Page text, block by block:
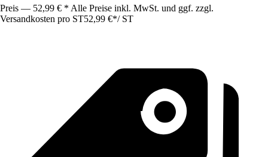
Preis — 52,99 € * Alle Preise inkl. MwSt. und ggf. zzgl.
Versandkosten pro ST52,99 €*/ ST